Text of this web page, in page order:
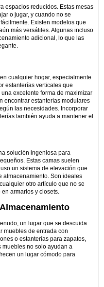
espacios reducidos. Estas mesas
o jugar, y cuando no se
Existen modelos que
más versátiles. Algunas incluso
adicional, lo que las
cualquier hogar, especialmente
estanterías verticales que
excelente forma de maximizar
encontrar estanterías modulares
las necesidades. Incorporar
también ayuda a mantener el
solución ingeniosa para
Estas camas suelen
un sistema de elevación que
almacenamiento. Son ideales
otro artículo que no se
armarios y closets.
un lugar que se descuida
muebles de entrada con
o estanterías para zapatos,
muebles no solo ayudan a
un lugar cómodo para